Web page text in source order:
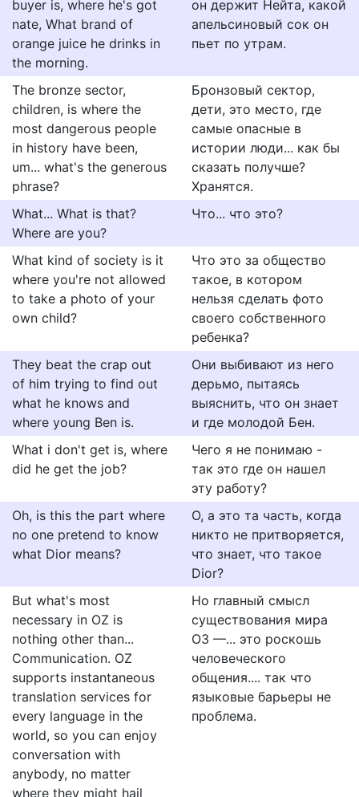
buyer is, where he's got
nate, What brand of
orange juice he drinks in
the morning.
он держит Нейта, какой
апельсиновый сок он
пьет по утрам.
The bronze sector,
children, is where the
most dangerous people
in history have been,
um... what's the generous
phrase?
Бронзовый сектор,
дети, это место, где
самые опасные в
истории люди... как бы
сказать получше?
Хранятся.
What... What is that?
Where are you?
Что... что это?
What kind of society is it
where you're not allowed
to take a photo of your
own child?
Что это за общество
такое, в котором
нельзя сделать фото
своего собственного
ребенка?
They beat the crap out
of him trying to find out
what he knows and
where young Ben is.
Они выбивают из него
дерьмо, пытаясь
выяснить, что он знает
и где молодой Бен.
What i don't get is, where
did he get the job?
Чего я не понимаю -
так это где он нашел
эту работу?
Oh, is this the part where
no one pretend to know
what Dior means?
О, а это та часть, когда
никто не притворяется,
что знает, что такое
Dior?
But what's most
necessary in OZ is
nothing other than...
Communication. OZ
supports instantaneous
translation services for
every language in the
world, so you can enjoy
conversation with
anybody, no matter
where they might hail
Но главный смысл
существования мира
ОЗ —... это роскошь
человеческого
общения.... так что
языковые барьеры не
проблема.